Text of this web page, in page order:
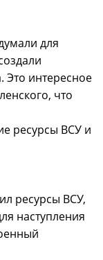
для
Это интересное
что
ресурсы ВСУ и
ресурсы ВСУ,
наступления